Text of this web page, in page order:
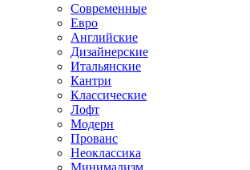
Современные
Евро
Английские
Дизайнерские
Итальянские
Кантри
Классические
Лофт
Модерн
Прованс
Неоклассика
Минимализм